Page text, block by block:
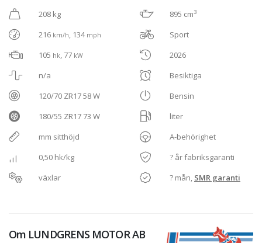
208 kg
216 km/h, 134 mph
105 hk, 77 kW
n/a
120/70 ZR17 58 W
180/55 ZR17 73 W
mm sitthöjd
0,50 hk/kg
växlar
895 cm3
Sport
2026
Besiktiga
Bensin
liter
A-behörighet
? år fabriksgaranti
? mån, SMR garanti
Om LUNDGRENS MOTOR AB